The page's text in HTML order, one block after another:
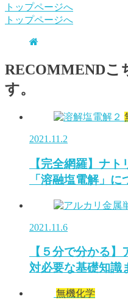
トップページへ
トップページへ
RECOMMENDこ
す。
2021.11.2
【完全網羅】ナ
「溶融塩電解」に
2021.11.6
【５分で分かる
対必要な基礎知識
無機化学